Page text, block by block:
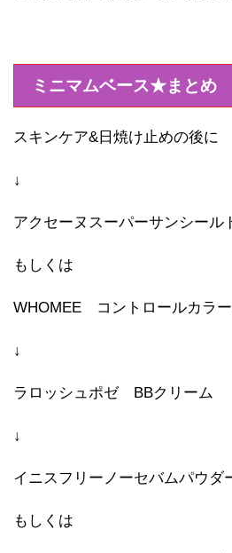
ミニマムベース★まとめ
スキンケア&日焼け止めの後に
↓
アクセーヌスーパーサンシール
もしくは
WHOMEE コントロールカラー
↓
ラロッシュポゼ BBクリーム
↓
イニスフリーノーセバムパウダ
もしくは